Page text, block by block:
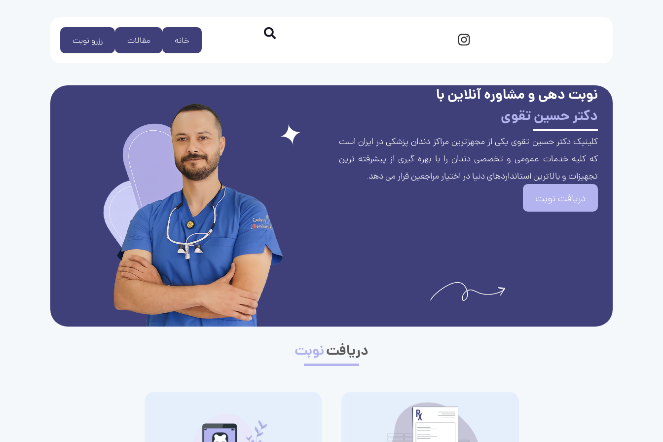
رزرو نوبت مقالات خانه
نوبت دهی و مشاوره آنلاین با
دکتر حسین تقوی
کلینیک دکتر حسین تقوی یکی از مجهزترین مراکز دندان پزشکی در ایران است
که کلیه خدمات عمومی و تخصصی دندان را با بهره گیری از پیشرفته ترین
تجهیزات و بالاترین استانداردهای دنیا در اختیار مراجعین قرار می دهد.
دریافت نوبت
دریافتنوبت